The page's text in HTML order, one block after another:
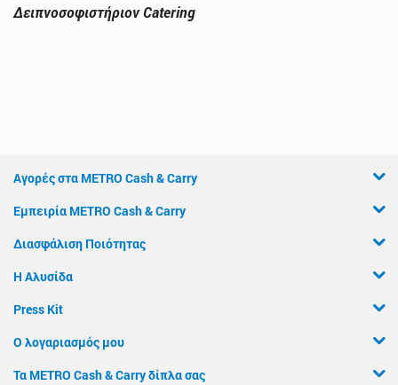
Δειπνοσοφιστήριον Catering
Αγορές στα METRO Cash & Carry
Εμπειρία METRO Cash & Carry
Διασφάλιση Ποιότητας
Η Αλυσίδα
Press Kit
Ο λογαριασμός μου
Τα METRO Cash & Carry δίπλα σας